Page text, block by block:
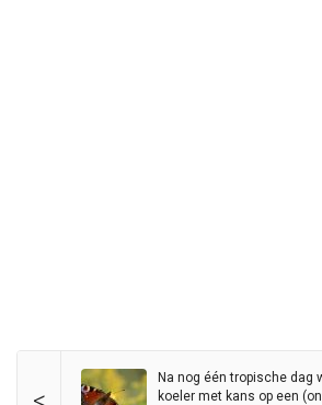
Na nog één tropische dag
koeler met kans op een